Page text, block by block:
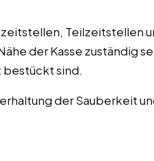
Teilzeitstellen
der Kasse zuständig
bestückt sind.
der Sauberkeit